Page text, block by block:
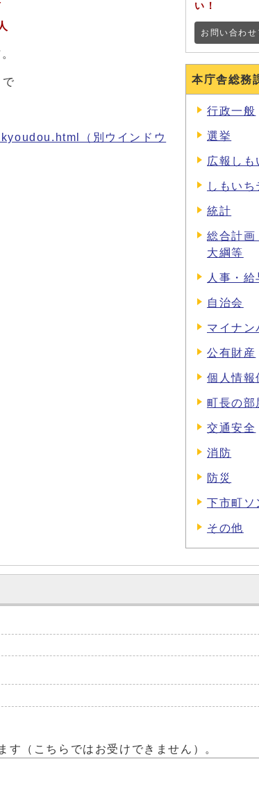
（別ウインドウ
い！
お問い合わせ
本庁舎総務
行政一般
選挙
広報しも
しもいち
統計
総合計画
大綱等
人事・給
自治会
マイナン
公有財産
個人情報
町長の部
交通安全
消防
防災
下市町ソ
その他
す（こちらではお受けできません）。